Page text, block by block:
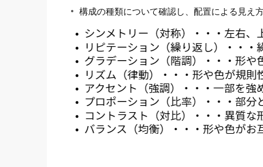
構成の種類について確認し、配置による見え